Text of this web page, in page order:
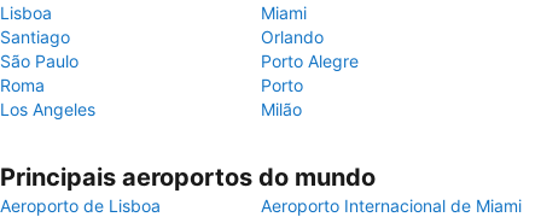
Lisboa
Miami
Santiago
Orlando
São Paulo
Porto Alegre
Roma
Porto
Los Angeles
Milão
Principais aeroportos do mundo
Aeroporto de Lisboa
Aeroporto Internacional de Miami